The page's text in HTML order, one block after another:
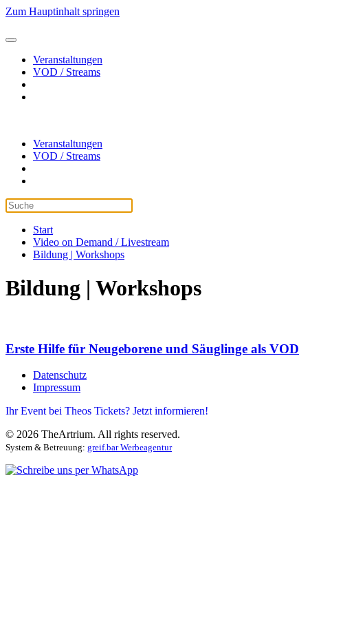
Zum Hauptinhalt springen
Veranstaltungen
VOD / Streams
Veranstaltungen
VOD / Streams
Start
Video on Demand / Livestream
Bildung | Workshops
Bildung | Workshops
Erste Hilfe für Neugeborene und Säuglinge als VOD
Datenschutz
Impressum
Ihr Event bei Theos Tickets? Jetzt informieren!
© 2026 TheArtrium. All rights reserved.
System & Betreuung: greif.bar Werbeagentur